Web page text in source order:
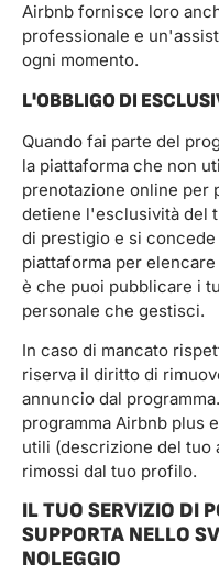
Airbnb fornisce loro
professionale e
ogni momento.
L'OBBLIGO DI
Quando fai parte del
la piattaforma che non
prenotazione online per
detiene l'esclusività del
di prestigio e si
piattaforma per
è che puoi pubblicare i
personale che gestisci.
In caso di mancato
riserva il diritto di
annuncio dal
programma Airbnb plus
utili (descrizione del
rimossi dal tuo profilo.
IL TUO SERVIZIO DI
SUPPORTA NELLO
NOLEGGIO